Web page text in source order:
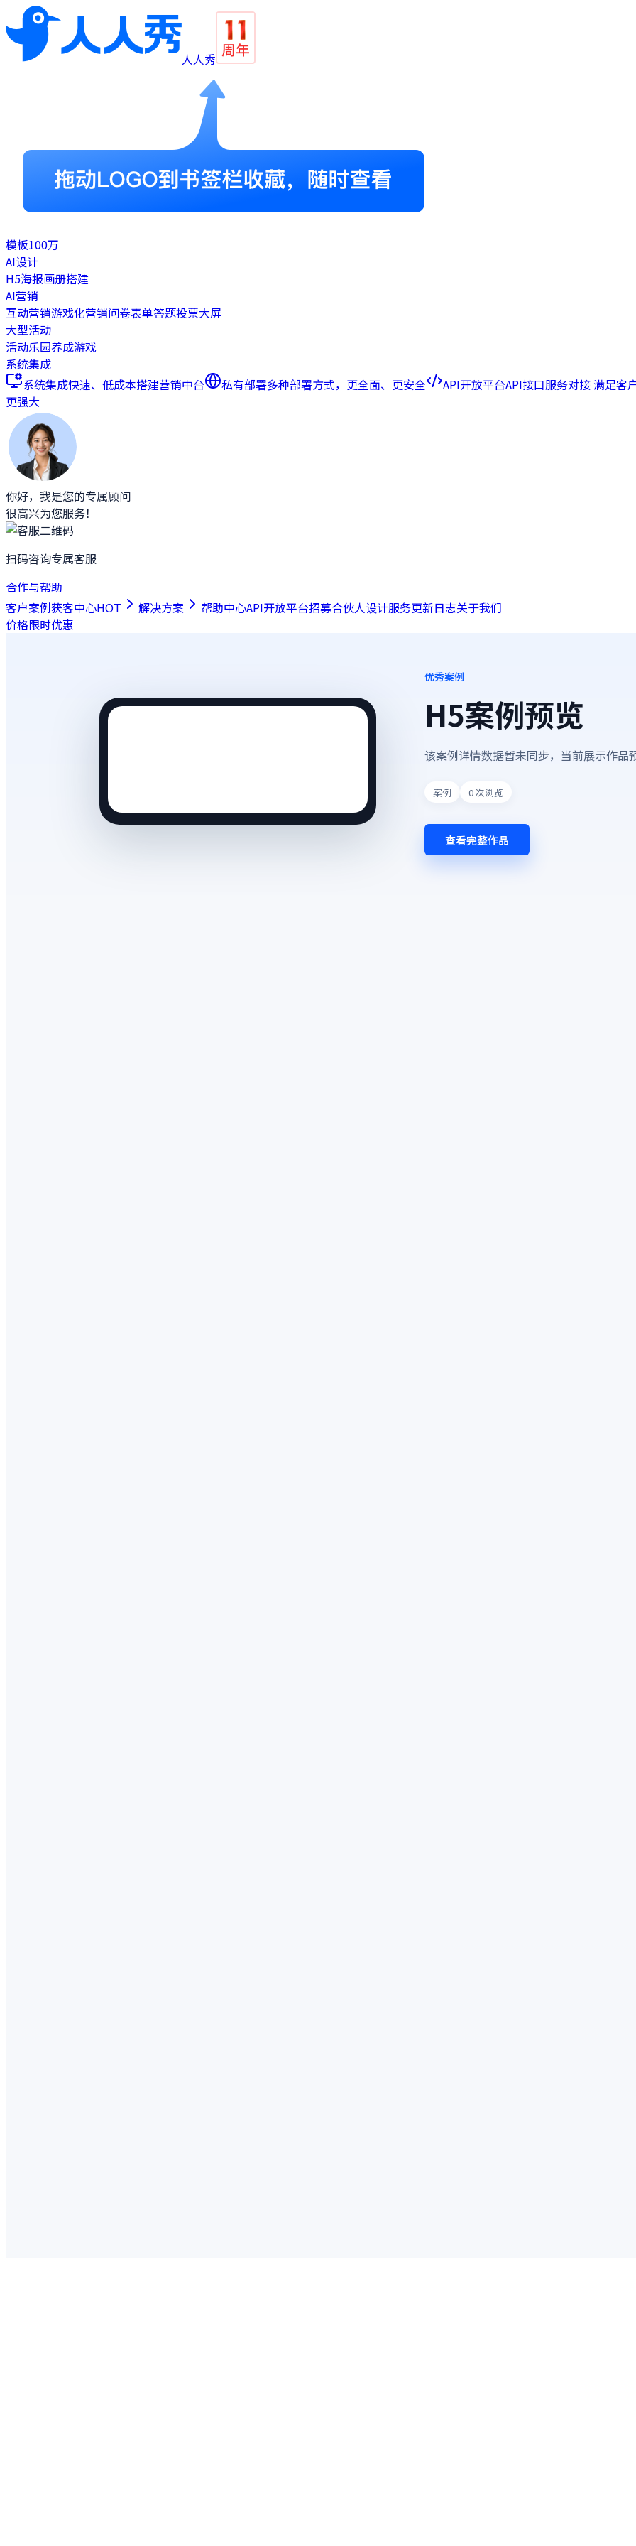
人人秀
模板100万
AI设计
H5海报画册搭建
AI营销
互动营销游戏化营销问卷表单答题投票大屏
大型活动
活动乐园养成游戏
系统集成
系统集成快速、低成本搭建营销中台 私有部署多种部署方式，更全面、更安全 API开放平台API接口服务对接 满足客
更强大
你好，我是您的专属顾问
很高兴为您服务！
扫码咨询专属客服
合作与帮助
客户案例获客中心HOT 解决方案 帮助中心API开放平台招募合伙人设计服务更新日志关于我们
价格限时优惠
优秀案例
H5案例预览
该案例详情数据暂未同步，当前展示作品
案例 0次浏览
查看完整作品